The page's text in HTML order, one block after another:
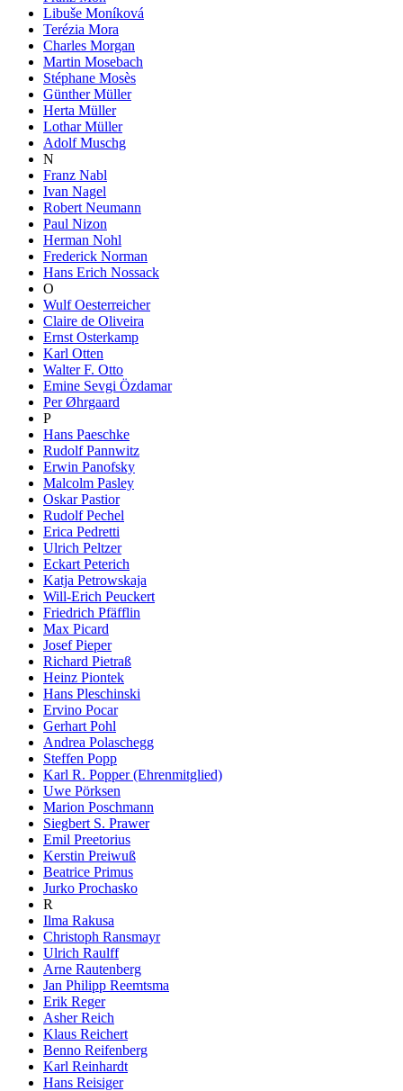
Libuše Moníková
Terézia Mora
Charles Morgan
Martin Mosebach
Stéphane Mosès
Günther Müller
Herta Müller
Lothar Müller
Adolf Muschg
N
Franz Nabl
Ivan Nagel
Robert Neumann
Paul Nizon
Herman Nohl
Frederick Norman
Hans Erich Nossack
O
Wulf Oesterreicher
Claire de Oliveira
Ernst Osterkamp
Karl Otten
Walter F. Otto
Emine Sevgi Özdamar
Per Øhrgaard
P
Hans Paeschke
Rudolf Pannwitz
Erwin Panofsky
Malcolm Pasley
Oskar Pastior
Rudolf Pechel
Erica Pedretti
Ulrich Peltzer
Eckart Peterich
Katja Petrowskaja
Will-Erich Peuckert
Friedrich Pfäfflin
Max Picard
Josef Pieper
Richard Pietraß
Heinz Piontek
Hans Pleschinski
Ervino Pocar
Gerhart Pohl
Andrea Polaschegg
Steffen Popp
Karl R. Popper (Ehrenmitglied)
Uwe Pörksen
Marion Poschmann
Siegbert S. Prawer
Emil Preetorius
Kerstin Preiwuß
Beatrice Primus
Jurko Prochasko
R
Ilma Rakusa
Christoph Ransmayr
Ulrich Raulff
Arne Rautenberg
Jan Philipp Reemtsma
Erik Reger
Asher Reich
Klaus Reichert
Benno Reifenberg
Karl Reinhardt
Hans Reisiger